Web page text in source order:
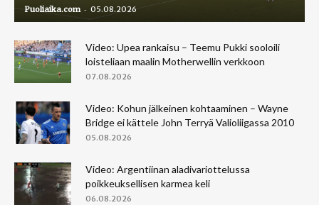
Puoliaika.com - 05.08.2026
Video: Upea rankaisu – Teemu Pukki sooloili
loisteliaan maalin Motherwellin verkkoon
07.08.2026
Video: Kohun jälkeinen kohtaaminen – Wayne
Bridge ei kättele John Terryä Valioliigassa 2010
05.08.2026
Video: Argentiinan aladivariottelussa
poikkeuksellisen karmea keli
06.08.2026